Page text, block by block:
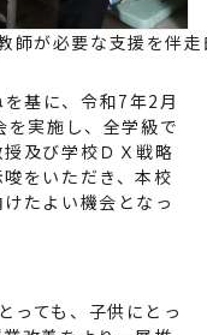
師が必要な支援を伴
基に、令和7年2月
実施し、全学級で
及び学校ＤＸ戦略
をいただき、本校
たよい機会となっ
っても、子供にとっ